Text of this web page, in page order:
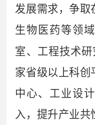
发展需求，争取
生物医药等领
室、工程技术
家省级以上科创
中心、工业设
入，提升产业